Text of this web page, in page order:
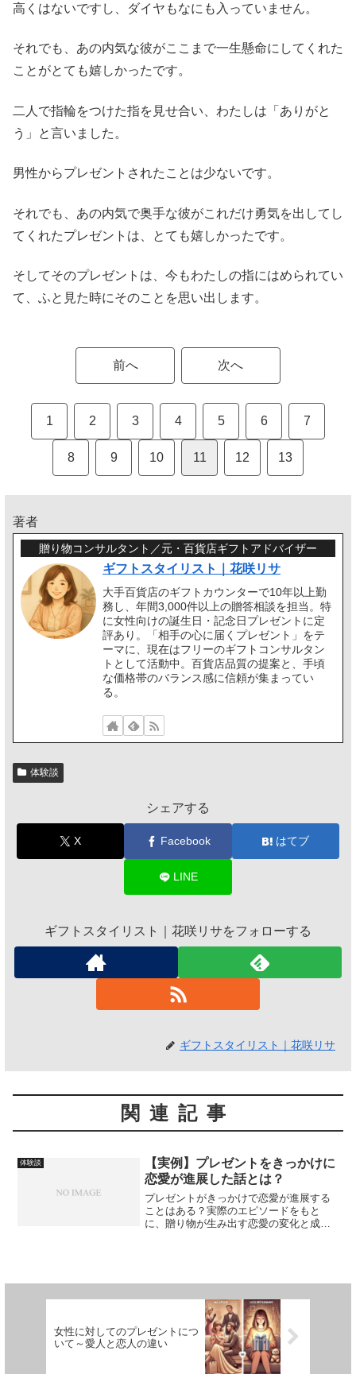
高くはないですし、ダイヤもなにも入っていません。
それでも、あの内気な彼がここまで一生懸命にしてくれた
ことがとても嬉しかったです。
二人で指輪をつけた指を見せ合い、わたしは「ありがと
う」と言いました。
男性からプレゼントされたことは少ないです。
それでも、あの内気で奥手な彼がこれだけ勇気を出してし
てくれたプレゼントは、とても嬉しかったです。
そしてそのプレゼントは、今もわたしの指にはめられてい
て、ふと見た時にそのことを思い出します。
前へ 次へ
1 2 3 4 5 6 7
8 9 10 11 12 13
著者
贈り物コンサルタント／元・百貨店ギフトアドバイザー
ギフトスタイリスト｜花咲リサ
大手百貨店のギフトカウンターで10年以上勤
務し、年間3,000件以上の贈答相談を担当。特
に女性向けの誕生日・記念日プレゼントに定
評あり。「相手の心に届くプレゼント」をテ
ーマに、現在はフリーのギフトコンサルタン
トとして活動中。百貨店品質の提案と、手頃
な価格帯のバランス感に信頼が集まってい
る。
体験談
シェアする
X Facebook はてブ
LINE
ギフトスタイリスト｜花咲リサをフォローする
ギフトスタイリスト｜花咲リサ
関連記事
体験談
【実例】プレゼントをきっかけに
恋愛が進展した話とは？
プレゼントがきっかけで恋愛が進展する
ことはある？実際のエピソードをもと
に、贈り物が生み出す恋愛の変化と成功
女性に対してのプレゼントにつ
いて～愛人と恋人の違い